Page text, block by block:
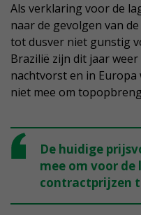
Als verklaring voor de
naar de gevolgen van
tot dusver niet gunstig
Brazilië zijn dit jaar
nachtvorst en in
niet mee om
De huidige
mee om voor de
contractprijzen